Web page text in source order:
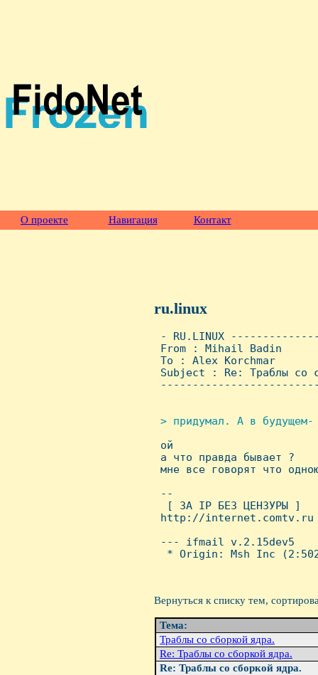
О проекте Навигация Контакт
ru.linux
- RU.LINUX
From : Mihail Badin
To : Alex Korchmar
Subject : Re: Траблы со
> придумал. А в будущем-
ой
а что правда бывает ?
мне все говорят что
--
  [ ЗА IP БЕЗ ЦЕHЗУРЫ ]
http://internet.comtv.ru
--- ifmail v.2.15dev5
* Origin: Msh Inc
Вернуться к списку тем,
Тема:
Траблы со сборкой ядра.
Re: Траблы со сборкой ядра.
Re: Траблы со сборкой ядра.